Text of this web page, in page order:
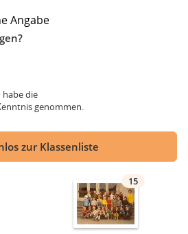
Angabe
habe die
genommen.
zur Klassenliste
15